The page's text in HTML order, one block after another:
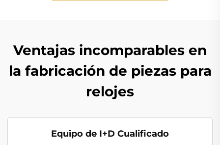
Ventajas incomparables en
la fabricación de piezas para
relojes
Equipo de I+D Cualificado